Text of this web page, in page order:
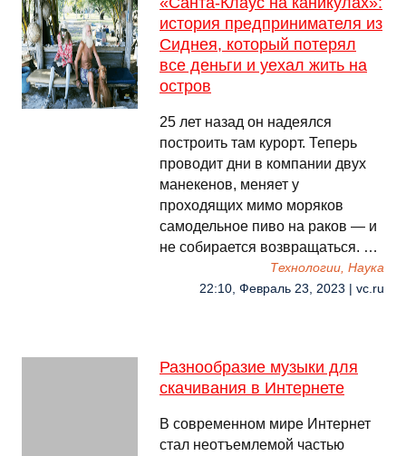
история предпринимателя из
Сиднея, который потерял
все деньги и уехал жить на
остров
25 лет назад он надеялся
построить там курорт. Теперь
проводит дни в компании двух
манекенов, меняет у
проходящих мимо моряков
самодельное пиво на раков — и
не собирается возвращаться. …
Технологии, Наука
22:10, Февраль 23, 2023 | vc.ru
Разнообразие музыки для
скачивания в Интернете
В современном мире Интернет
стал неотъемлемой частью